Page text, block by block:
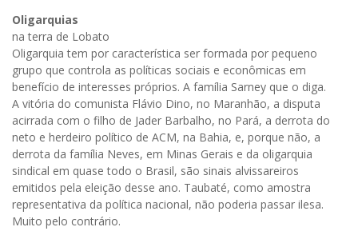
Oligarquias
na terra de Lobato
Oligarquia tem por característica ser formada por pequeno
grupo que controla as políticas sociais e econômicas em
benefício de interesses próprios. A família Sarney que o diga.
A vitória do comunista Flávio Dino, no Maranhão, a disputa
acirrada com o filho de Jader Barbalho, no Pará, a derrota do
neto e herdeiro político de ACM, na Bahia, e, porque não, a
derrota da família Neves, em Minas Gerais e da oligarquia
sindical em quase todo o Brasil, são sinais alvissareiros
emitidos pela eleição desse ano. Taubaté, como amostra
representativa da política nacional, não poderia passar ilesa.
Muito pelo contrário.